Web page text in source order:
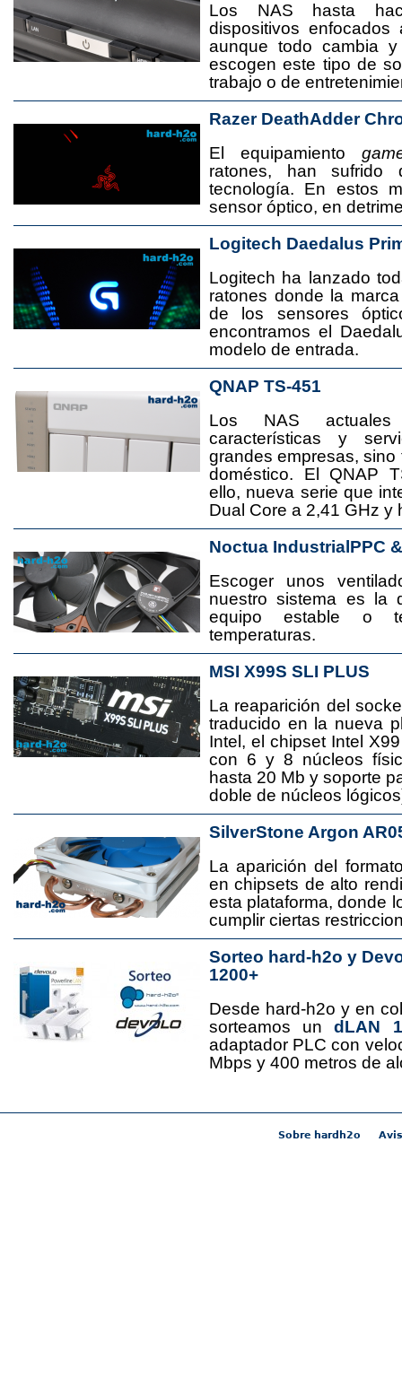
Los NAS hasta
dispositivos
aunque todo cambia
escogen este tipo de
trabajo o de
Razer DeathAdder
El equipamiento
ratones, han sufrido
tecnología. En estos
sensor óptico, en
Logitech Daedalus
Logitech ha lanzado
ratones donde la
de los sensores
encontramos el
modelo de entrada.
QNAP TS-451
Los NAS
características y
grandes empresas,
doméstico. El QNAP
ello, nueva serie que
Dual Core a 2,41 GHz y
Noctua IndustrialPPC
Escoger unos
nuestro sistema es la
equipo estable o
temperaturas.
MSI X99S SLI PLUS
La reaparición del
traducido en la nueva
Intel, el chipset Intel
con 6 y 8 núcleos
hasta 20 Mb y soporte
doble de núcleos
SilverStone Argon
La aparición del
en chipsets de alto
esta plataforma, donde
cumplir ciertas
Sorteo hard-h2o y
1200+
Desde hard-h2o y en
sorteamos undLAN
adaptador PLC con
Mbps y 400 metros de
Sobre hardh2o